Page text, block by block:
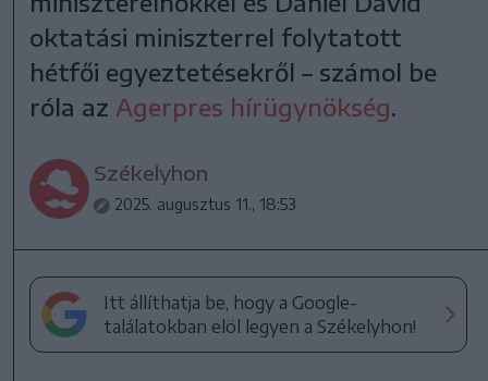
oktatási miniszterrel folytatott
hétfői egyeztetésekről – számol be
róla az Agerpres hírügynökség.
Székelyhon
2025. augusztus 11., 18:53
Itt állíthatja be, hogy a Google-
találatokban elöl legyen a Székelyhon!